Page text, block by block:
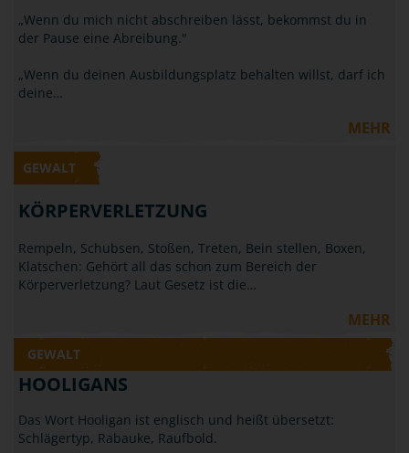
„Wenn du mich nicht abschreiben lässt, bekommst du in
der Pause eine Abreibung."
„Wenn du deinen Ausbildungsplatz behalten willst, darf ich
deine…
MEHR
GEWALT
KÖRPERVERLETZUNG
Rempeln, Schubsen, Stoßen, Treten, Bein stellen, Boxen,
Klatschen: Gehört all das schon zum Bereich der
Körperverletzung? Laut Gesetz ist die…
MEHR
GEWALT
HOOLIGANS
Das Wort Hooligan ist englisch und heißt übersetzt:
Schlägertyp, Rabauke, Raufbold.